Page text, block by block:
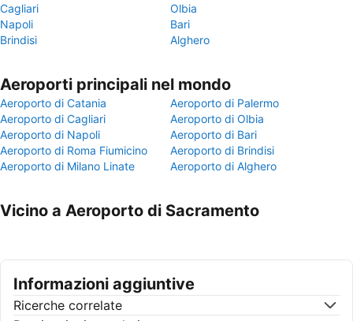
Cagliari
Olbia
Napoli
Bari
Brindisi
Alghero
Aeroporti principali nel mondo
Aeroporto di Catania
Aeroporto di Palermo
Aeroporto di Cagliari
Aeroporto di Olbia
Aeroporto di Napoli
Aeroporto di Bari
Aeroporto di Roma Fiumicino
Aeroporto di Brindisi
Aeroporto di Milano Linate
Aeroporto di Alghero
Vicino a Aeroporto di Sacramento
Informazioni aggiuntive
Ricerche correlate